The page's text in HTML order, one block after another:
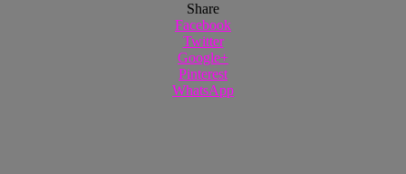
Share
Facebook
Twitter
Google+
Pinterest
WhatsApp